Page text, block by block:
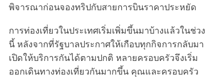
พิจารณาก่อนจองทริปกับสายการบินราคาประหยัด
การท่องเที่ยวในประเทศเริ่มเพิ่มขึ้นมาบ้างแล้วในช่วง
นี้ หลังจากที่รัฐบาลประกาศให้เกือบทุกกิจการกลับมา
เปิดให้บริการกันได้ตามปกติ หลายครอบครัวจึงเริ่ม
ออกเดินทางท่องเที่ยวกันมากขึ้น คุณและครอบครัว